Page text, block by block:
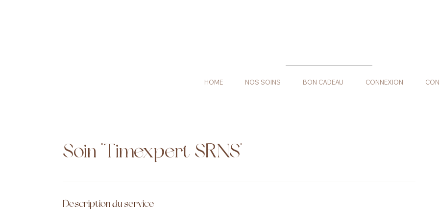
HOME NOS SOINS BON CADEAU CONNEXION
Soin "Timexpert SRNS"
Description du service